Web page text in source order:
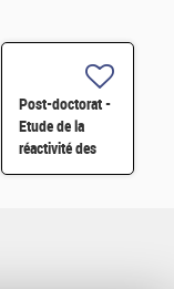
Post-doctorat -
Etude de la
réactivité des
oxydes de